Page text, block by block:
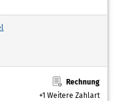
Rechnung
+1 Weitere Zahlart